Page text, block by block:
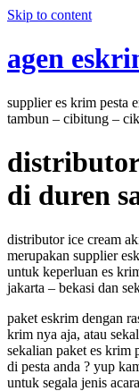
Skip to content
agen
supplier es krim pesta
tambun – cibitung –
di duren
distributor ice cream
merupakan supplier
untuk keperluan es
jakarta – bekasi dan
paket eskrim dengan
krim nya aja, atau
sekalian paket es krim
di pesta anda ? yup
untuk segala jenis